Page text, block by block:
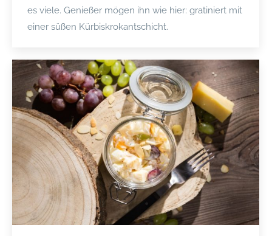
es viele. Genießer mögen ihn wie hier: gratiniert mit
einer süßen Kürbiskrokantschicht.